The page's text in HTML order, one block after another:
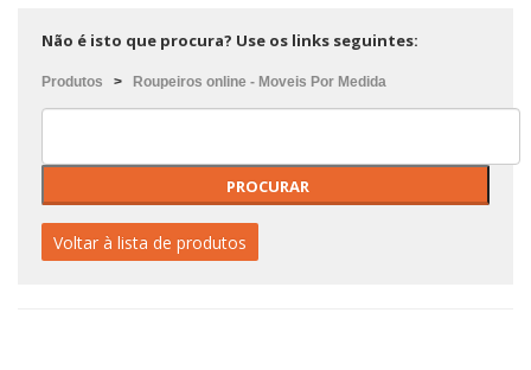
Não é isto que procura? Use os links seguintes:
Produtos > Roupeiros online - Moveis Por Medida
Voltar à lista de produtos